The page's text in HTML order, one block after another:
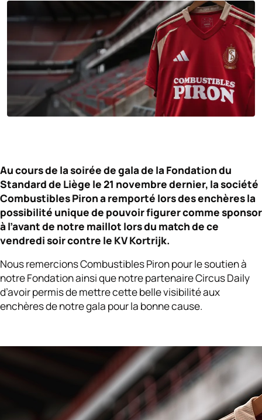
Au cours de la soirée de gala de la Fondation du
Standard de Liège le 21 novembre dernier, la société
Combustibles Piron a remporté lors des enchères la
possibilité unique de pouvoir figurer comme sponsor
à l’avant de notre maillot lors du match de ce
vendredi soir contre le KV Kortrijk.
Nous remercions Combustibles Piron pour le soutien à
notre Fondation ainsi que notre partenaire Circus Daily
d’avoir permis de mettre cette belle visibilité aux
enchères de notre gala pour la bonne cause.